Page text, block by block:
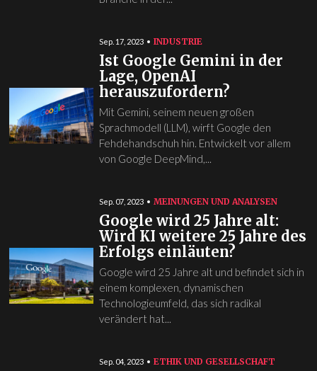
Sep. 17, 2023 INDUSTRIE
Ist Google Gemini in der
Lage, OpenAI
herauszufordern?
Mit Gemini, seinem neuen großen
Sprachmodell (LLM), wirft Google den
Fehdehandschuh hin. Entwickelt vor allem
von Google DeepMind,...
Sep. 07, 2023 MEINUNGEN UND ANALYSEN
Google wird 25 Jahre alt:
Wird KI weitere 25 Jahre des
Erfolgs einläuten?
Google wird 25 Jahre alt und befindet sich in
einem komplexen, dynamischen
Technologieumfeld, das sich radikal
verändert hat...
Sep. 04, 2023 ETHIK UND GESELLSCHAFT